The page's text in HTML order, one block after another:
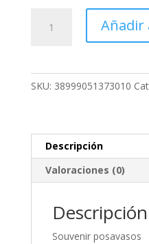
posavasos
Añadir
SKU: 38999051373010
Descripción
Valoraciones (0)
Descripción
Souvenir posavasos